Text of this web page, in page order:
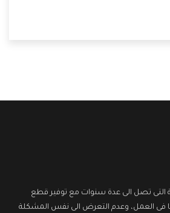
منها خدمة الصيانة التى تكون من أهم
التى تصل الى عدة سنوات مع توفير قطع
فى العمل، وعدم التعرض الى نفس المشكلة